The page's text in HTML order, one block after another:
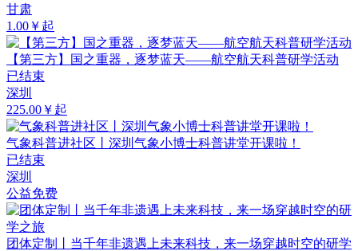
甘肃
1.00￥起
【第三方】国之重器，逐梦蓝天——航空航天科普研学活动
已结束
深圳
225.00￥起
气象科普进社区丨深圳气象小博士科普讲堂开课啦！
已结束
深圳
公益免费
团体定制丨当千年非遗遇上未来科技，来一场穿越时空的研学